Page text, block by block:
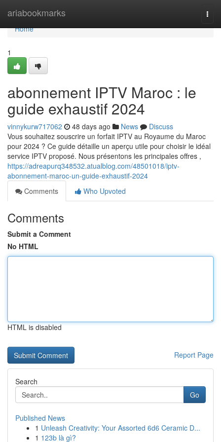
ariabookmarks
Home
Home
1
abonnement IPTV Maroc : le
guide exhaustif 2024
vinnykurw717062 48 days ago News
Discuss
Vous souhaitez souscrire un forfait IPTV au Royaume du Maroc
pour 2024 ? Ce guide détaille un aperçu utile pour choisir le idéal
service IPTV proposé. Nous présentons les principales offres ,
https://adreapurq348532.atualblog.com/48501018/iptv-
abonnement-maroc-un-guide-exhaustif-2024
Comments
Who Upvoted
Comments
Submit a Comment
No HTML
HTML is disabled
Report Page
Search
Go
Published News
1 Unleash Creativity: Your Assorted 6d6 Ceramic D...
1 123b là gì?